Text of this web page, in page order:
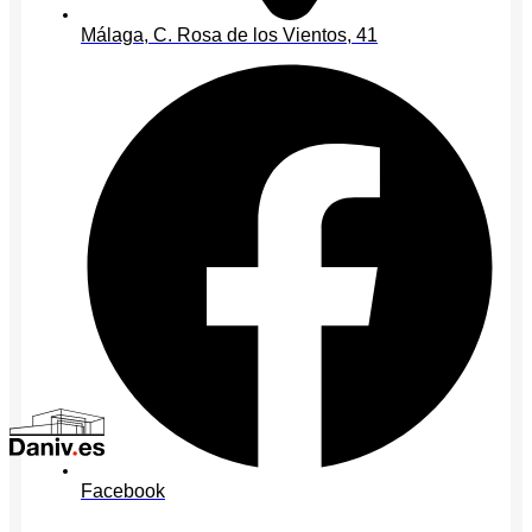
Málaga, C. Rosa de los Vientos, 41
Facebook